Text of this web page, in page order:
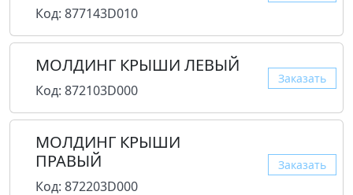
Код: 877143D010
МОЛДИНГ КРЫШИ ЛЕВЫЙ
Код: 872103D000
Заказать
МОЛДИНГ КРЫШИ
ПРАВЫЙ
Код: 872203D000
Заказать